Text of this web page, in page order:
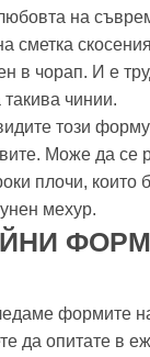
на
сметка
в чорап. И е
чинии.
този
Може да се
плочи, които
мехур.
формите
да опитате в